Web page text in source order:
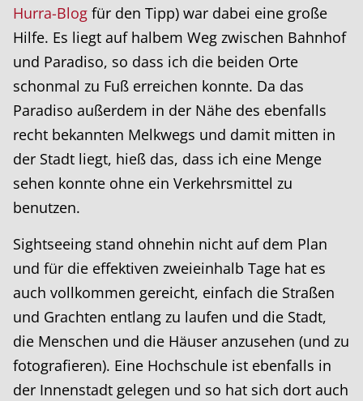
Hurra-Blog für den Tipp) war dabei eine große
Hilfe. Es liegt auf halbem Weg zwischen Bahnhof
und Paradiso, so dass ich die beiden Orte
schonmal zu Fuß erreichen konnte. Da das
Paradiso außerdem in der Nähe des ebenfalls
recht bekannten Melkwegs und damit mitten in
der Stadt liegt, hieß das, dass ich eine Menge
sehen konnte ohne ein Verkehrsmittel zu
benutzen.
Sightseeing stand ohnehin nicht auf dem Plan
und für die effektiven zweieinhalb Tage hat es
auch vollkommen gereicht, einfach die Straßen
und Grachten entlang zu laufen und die Stadt,
die Menschen und die Häuser anzusehen (und zu
fotografieren). Eine Hochschule ist ebenfalls in
der Innenstadt gelegen und so hat sich dort auch